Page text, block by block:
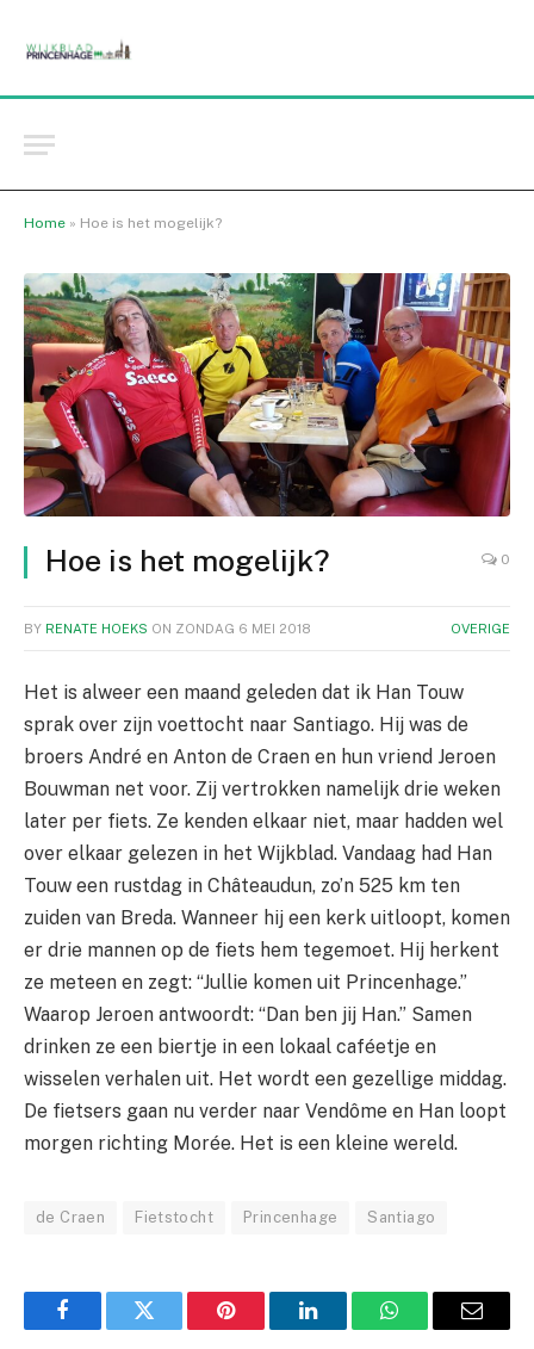
Home » Hoe is het mogelijk?
Hoe is het mogelijk? 0
BY RENATE HOEKS ON ZONDAG 6 MEI 2018 OVERIGE
Het is alweer een maand geleden dat ik Han Touw
sprak over zijn voettocht naar Santiago. Hij was de
broers André en Anton de Craen en hun vriend Jeroen
Bouwman net voor. Zij vertrokken namelijk drie weken
later per fiets. Ze kenden elkaar niet, maar hadden wel
over elkaar gelezen in het Wijkblad. Vandaag had Han
Touw een rustdag in Châteaudun, zo’n 525 km ten
zuiden van Breda. Wanneer hij een kerk uitloopt, komen
er drie mannen op de fiets hem tegemoet. Hij herkent
ze meteen en zegt: “Jullie komen uit Princenhage.”
Waarop Jeroen antwoordt: “Dan ben jij Han.” Samen
drinken ze een biertje in een lokaal caféetje en
wisselen verhalen uit. Het wordt een gezellige middag.
De fietsers gaan nu verder naar Vendôme en Han loopt
morgen richting Morée. Het is een kleine wereld.
de Craen Fietstocht Princenhage Santiago
FacebookTwitter Pinterest LinkedInWhatsAppEmail